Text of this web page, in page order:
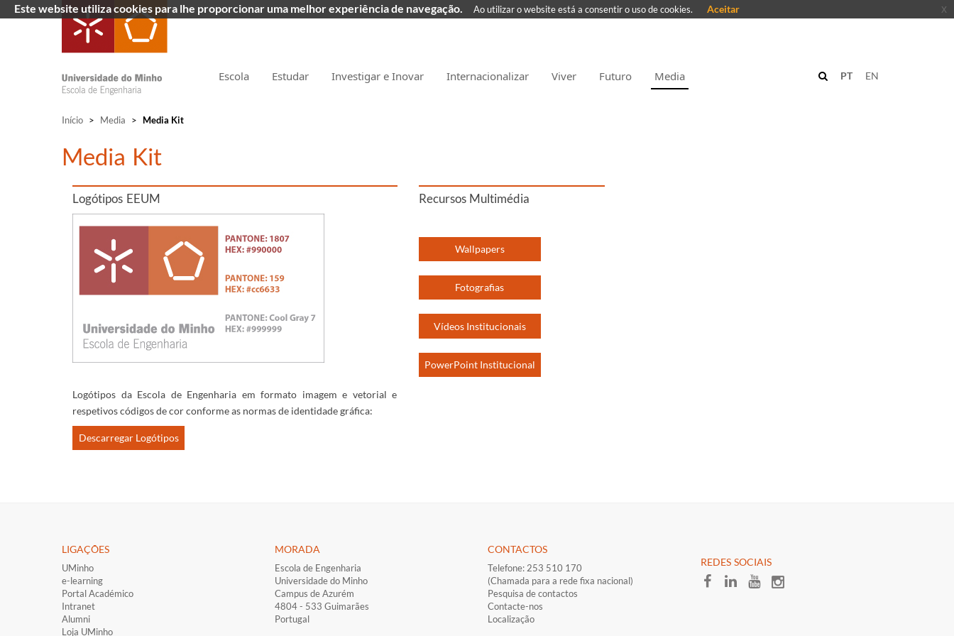
Escola Estudar Investigar e Inovar Internacionalizar Viver Futuro Media EN
PT
Início > Media > Media Kit
​Media Kit
Logótipos EEUM
Logótipos da Escola de Engenharia em formato imagem e vetorial e
respetivos códigos de cor conforme as normas de identidade gráfica:
Descarregar Logótipos
Recursos Multimédia
Wallpapers
Fotografias
Vídeos Institucionais
PowerPoint Institucional
LIGAÇÕES​
UMinho
e-learning
Portal Académico
Intranet
Alumni
Loja UMinho
MORADA
Escola de Engenharia
Universidade do Minho
Campus de Azurém
4804 - 533 Guimarães
Portugal
CONTACTOS
Telefone: 253 510 170
(Chamada para a rede fixa nacional)
Pesquisa de contactos
Contacte-nos
Localização
​REDES SOCIAI​S
Este website utiliza cookies para lhe proporcionar uma melhor experiência de navegação. Ao utilizar o website está a consentir o uso de cookies. Aceitar x